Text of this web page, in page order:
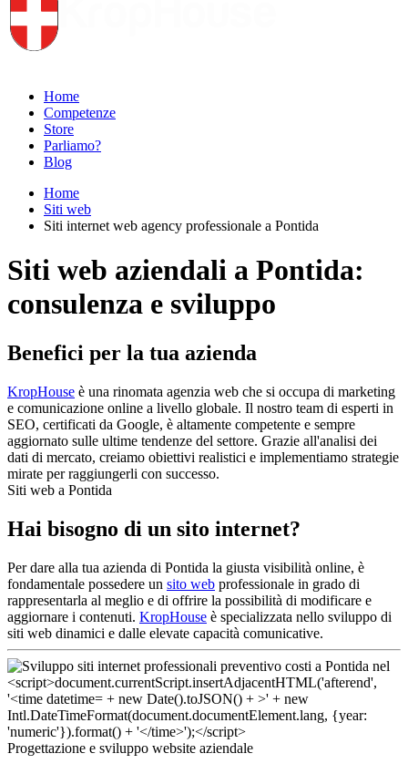
Home
Competenze
Store
Parliamo?
Blog
Home
Siti web
Siti internet web agency professionale a Pontida
Siti web aziendali a Pontida:
consulenza e sviluppo
Benefici per la tua azienda
KropHouse è una rinomata agenzia web che si occupa di marketing
e comunicazione online a livello globale. Il nostro team di esperti in
SEO, certificati da Google, è altamente competente e sempre
aggiornato sulle ultime tendenze del settore. Grazie all'analisi dei
dati di mercato, creiamo obiettivi realistici e implementiamo strategie
mirate per raggiungerli con successo.
Siti web a Pontida
Hai bisogno di un sito internet?
Per dare alla tua azienda di Pontida la giusta visibilità online, è
fondamentale possedere un sito web professionale in grado di
rappresentarla al meglio e di offrire la possibilità di modificare e
aggiornare i contenuti. KropHouse è specializzata nello sviluppo di
siti web dinamici e dalle elevate capacità comunicative.
Progettazione e sviluppo website aziendale